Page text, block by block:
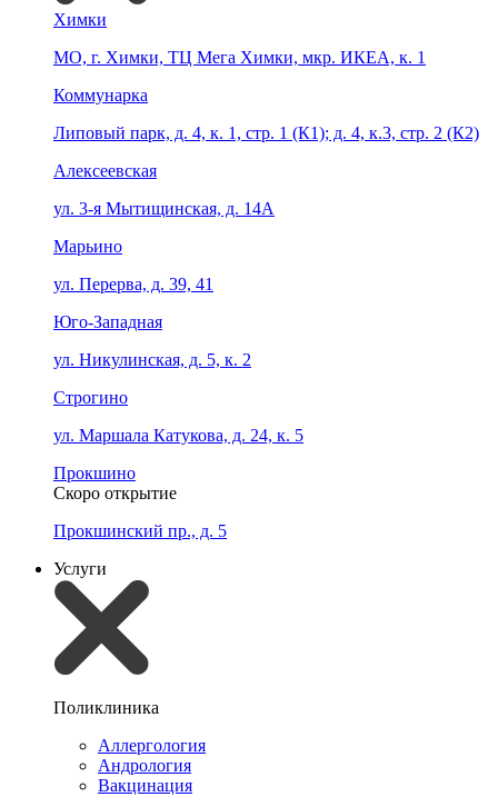
Химки
МО, г. Химки, ТЦ Мега Химки, мкр. ИКЕА, к. 1
Коммунарка
Липовый парк, д. 4, к. 1, стр. 1 (К1); д. 4, к.3, стр. 2 (К2)
Алексеевская
ул. 3-я Мытищинская, д. 14А
Марьино
ул. Перерва, д. 39, 41
Юго-Западная
ул. Никулинская, д. 5, к. 2
Строгино
ул. Маршала Катукова, д. 24, к. 5
Прокшино
Скоро открытие
Прокшинский пр., д. 5
Услуги
Поликлиника
Аллергология
Андрология
Вакцинация